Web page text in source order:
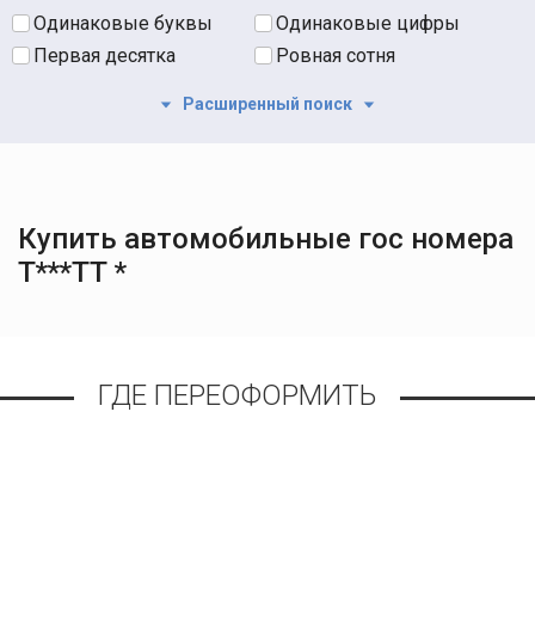
Одинаковые буквы
Одинаковые цифры
Первая десятка
Ровная сотня
Расширенный поиск
Купить автомобильные гос номера
Т***ТТ *
ГДЕ ПЕРЕОФОРМИТЬ